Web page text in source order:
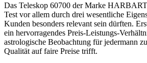
Das Teleskop 60700 der Marke
Test vor allem durch drei wesentliche
Kunden besonders relevant sein dürften.
ein hervorragendes Preis-Leistungs-
astrologische Beobachtung für jedermann
Qualität auf faire Preise trifft.